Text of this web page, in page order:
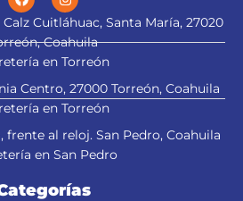
Calz Cuitláhuac, Santa María, 27020
Coahuila
en Torreón
Centro, 27000 Torreón, Coahuila
en Torreón
frente al reloj. San Pedro, Coahuila
en San Pedro